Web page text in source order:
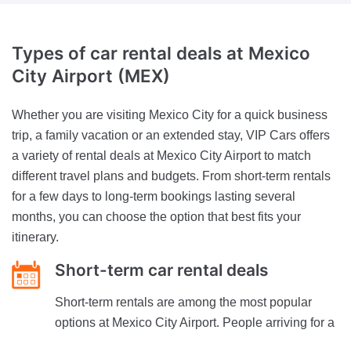
Types of car rental deals at Mexico
City Airport (MEX)
Whether you are visiting Mexico City for a quick business
trip, a family vacation or an extended stay, VIP Cars offers
a variety of rental deals at Mexico City Airport to match
different travel plans and budgets. From short-term rentals
for a few days to long-term bookings lasting several
months, you can choose the option that best fits your
itinerary.
Short-term car rental deals
Short-term rentals are among the most popular
options at Mexico City Airport. People arriving for a